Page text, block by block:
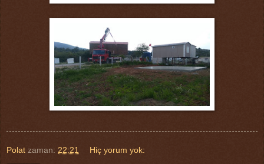
Polat zaman: 22:21 Hiç yorum yok: